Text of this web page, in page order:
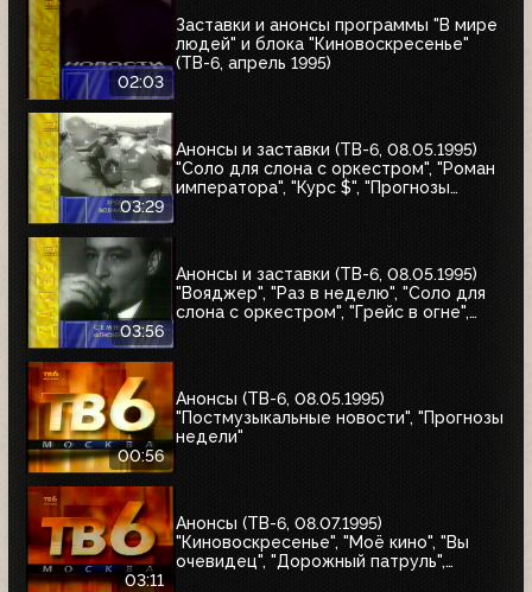
02:03
Заставки и анонсы программы "В мире
людей" и блока "Киновоскресенье"
(ТВ-6, апрель 1995)
03:29
Анонсы и заставки (ТВ-6, 08.05.1995)
"Соло для слона с оркестром", "Роман
императора", "Курс $", "Прогнозы
03:56
Анонсы и заставки (ТВ-6, 08.05.1995)
"Вояджер", "Раз в неделю", "Соло для
слона с оркестром", "Грейс в огне",
00:56
Анонсы (ТВ-6, 08.05.1995)
"Постмузыкальные новости", "Прогнозы
недели"
03:11
Анонсы (ТВ-6, 08.07.1995)
"Киновоскресенье", "Моё кино", "Вы
очевидец", "Дорожный патруль",